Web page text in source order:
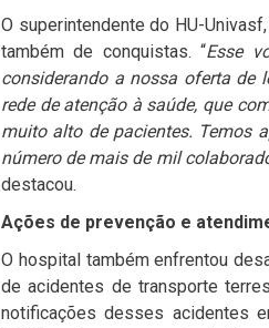
O superintendente do HU-
também de conquistas. “Esse
considerando a nossa oferta de
rede de atenção à saúde, que
muito alto de pacientes. Temos
número de mais de mil
destacou.
Ações de prevenção e
O hospital também enfrentou
de acidentes de transporte
notificações desses acidentes